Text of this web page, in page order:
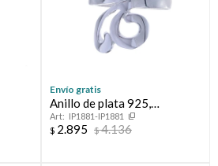
Envío gratis
Anillo de plata 925,
CLEOPATRA.
IP1881-IP1881
$ 2.895 $4.136